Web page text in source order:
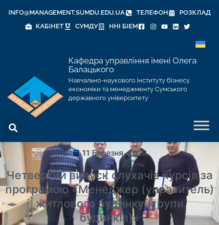
INFO@MANAGEMENT.SUMDU.EDU.UA ТЕЛЕФОН
РОЗКЛАД
КАБІНЕТ
СУМДУ ННІ БІЕМ
Кафедра управління імені Олега
Балацького
Навчально-наукового інституту бізнесу,
економіки та менеджменту Сумського
державного університету
11 Березня, 2019
Четвертий випуск слухачів курсів за
програмою «Менеджер (управитель)
житлового будинку (групи
будинків)»